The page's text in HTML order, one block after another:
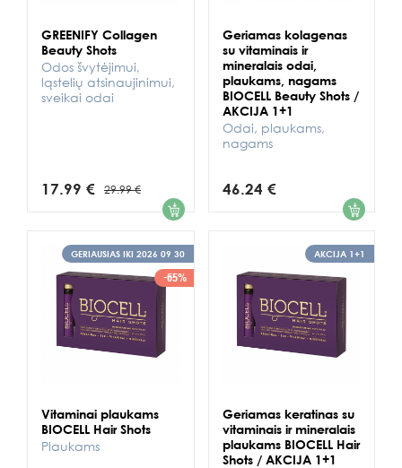
GREENIFY Collagen
Beauty Shots
Odos švytėjimui,
ląstelių atsinaujinimui,
sveikai odai
17.99 € 29.99 € 1
Geriamas kolagenas
su vitaminais ir
mineralais odai,
plaukams, nagams
BIOCELL Beauty Shots /
AKCIJA 1+1
Odai, plaukams,
nagams
46.24 € 1
GERIAUSIAS IKI 2026 09 30
-65%
Vitaminai plaukams
BIOCELL Hair Shots
Plaukams
AKCIJA 1+1
Geriamas keratinas su
vitaminais ir mineralais
plaukams BIOCELL Hair
Shots / AKCIJA 1+1